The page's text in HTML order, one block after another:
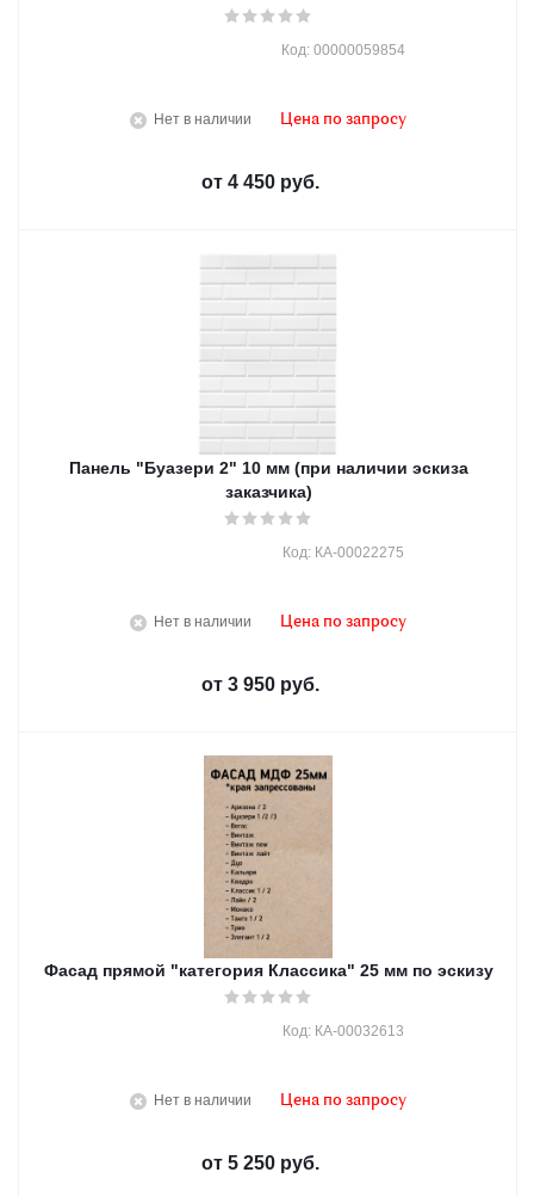
Нет в наличии
Код: 00000059854
Цена по запросу
от 4 450 руб.
Панель "Буазери 2" 10 мм (при наличии эскиза
заказчика)
Нет в наличии
Код: КА-00022275
Цена по запросу
от 3 950 руб.
Фасад прямой "категория Классика" 25 мм по эскизу
Нет в наличии
Код: КА-00032613
Цена по запросу
от 5 250 руб.